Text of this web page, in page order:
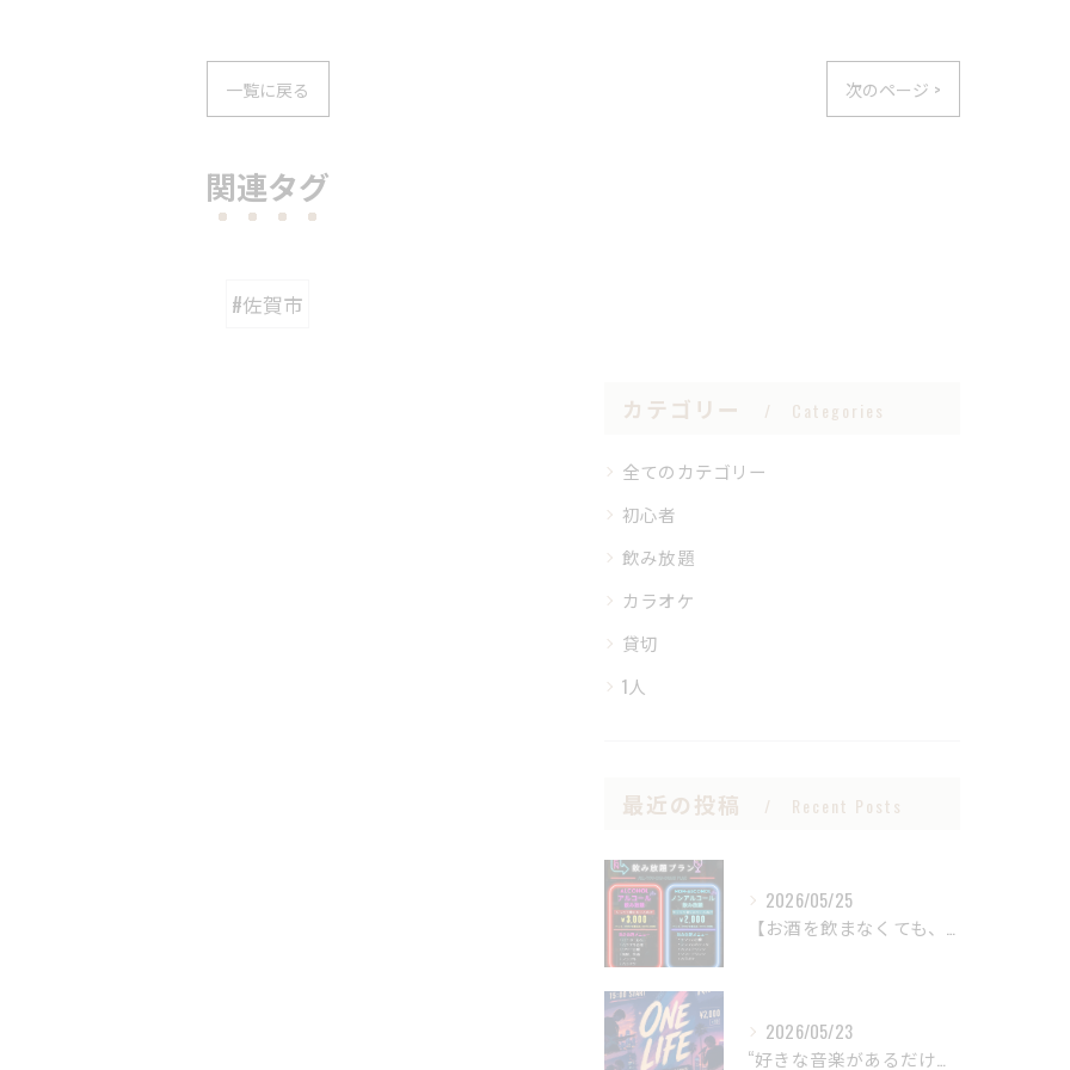
一覧に戻る 次のページ >
関連タグ
#佐賀市
カテゴリー Categories
全てのカテゴリー
初心者
飲み放題
カラオケ
貸切
1人
最近の投稿 Recent Posts
2026/05/25
2026/05/23